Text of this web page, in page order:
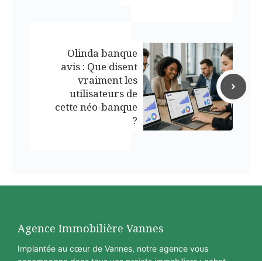
Olinda banque
avis : Que disent
vraiment les
utilisateurs de
cette néo-banque
?
Agence Immobilière Vannes
Implantée au cœur de Vannes, notre agence vous